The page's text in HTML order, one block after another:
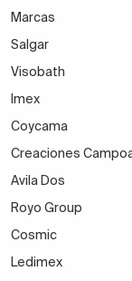
Marcas
Salgar
Visobath
Imex
Coycama
Creaciones
Avila Dos
Royo Group
Cosmic
Ledimex